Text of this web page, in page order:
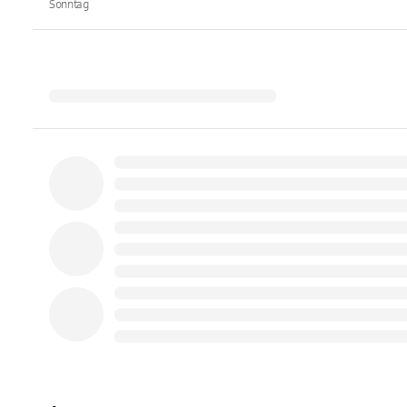
Sonntag